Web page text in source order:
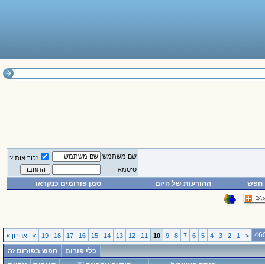
שם משתמש
זכור אותי?
סיסמא
חפש ההודעות של היום סמן פורומים כנקראו
<
1
2
3
4
5
6
7
8
9
10
11
12
13
14
15
16
17
18
19
> אחרון »
כלי פורום
חפש בפורום זה